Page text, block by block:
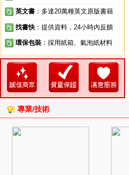
英文書 ：多達20萬種英文原版書籍
找書快 ：提供資料，24小時內反饋
環保包裝 ：採用紙箱、氣泡紙材料
專業/技術